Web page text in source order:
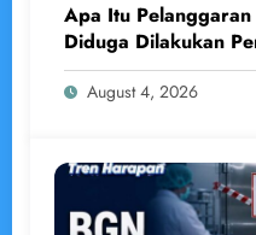
Apa Itu
Diduga Dilakukan
Penjelasan Lengkap
August 4, 2026